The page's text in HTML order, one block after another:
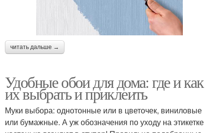
читать дальше →
Удобные обои для дома: где и как
их выбрать и приклеить
Муки выбора: однотонные или в цветочек, виниловые
или бумажные. А уж обозначения по уходу на этикетке